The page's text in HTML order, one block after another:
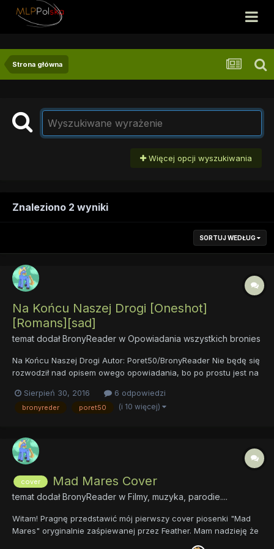
Strona główna
Więcej opcji wyszukiwania
Znaleziono 2 wyniki
SORTUJ WEDŁUG
Na Końcu Naszej Drogi [Oneshot]
[Romans][sad]
temat dodałBronyReader w Opowiadania wszystkich bronies
Na Końcu Naszej Drogi Autor: Poret50/BronyReader Nie będę się
rozwodził nad opisem owego opowiadania, bo po prostu jest na
powiedziałbyś swojej ukochanej czy też ukochanemu, gdybyś
wiedział/a że za pięć minut...
Sierpień 30, 2016 6 odpowiedzi
bronyreder poret50 (i 10 więcej)
cover Mad Mares Cover
temat dodałBronyReader w Filmy, muzyka, parodie....
Witam! Pragnę przedstawić mój pierwszy cover piosenki "Mad
Mares" oryginalnie zaśpiewanej przez Feather. Mam nadzieję że